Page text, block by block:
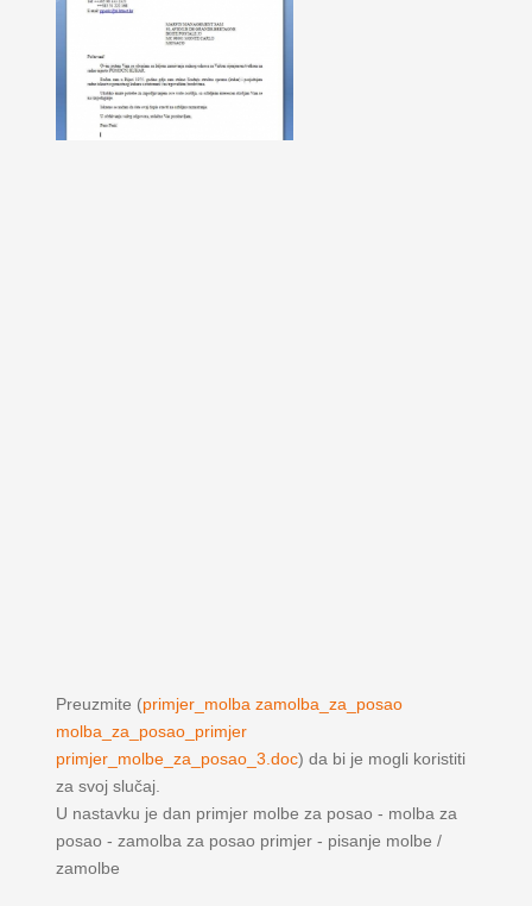
Preuzmite (primjer_molba zamolba_za_posao
molba_za_posao_primjer
primjer_molbe_za_posao_3.doc) da bi je mogli koristiti
za svoj slučaj.
U nastavku je dan primjer molbe za posao - molba za
posao - zamolba za posao primjer - pisanje molbe /
zamolbe